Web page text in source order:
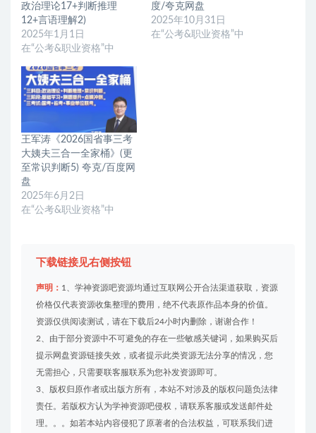
政治理论17+判断推理
12+言语理解2)
2025年1月1日
在“公考&职业资格”中
度/夸克网盘
2025年10月31日
在“公考&职业资格”中
王军涛《2026国省事三考
大姨夫三合一全家桶》(更
至常识判断5) 夸克/百度网
盘
2025年6月2日
在“公考&职业资格”中
下载链接见右侧按钮
声明： 1、学神资源吧资源均通过互联网公开合法渠道获取，资源
价格仅代表资源收集整理的费用，绝不代表原作品本身的价值。
资源仅供阅读测试，请在下载后24小时内删除，谢谢合作！
2、由于部分资源中不可避免的存在一些敏感关键词，如果购买后
提示网盘资源链接失效，或者提示此类资源无法分享的情况，您
无需担心，只需要联客服联系为您补发资源即可。
3、版权归原作者或出版方所有，本站不对涉及的版权问题负法律
责任。若版权方认为学神资源吧侵权，请联系客服或发送邮件处
理。。。如若本站内容侵犯了原著者的合法权益，可联系我们进